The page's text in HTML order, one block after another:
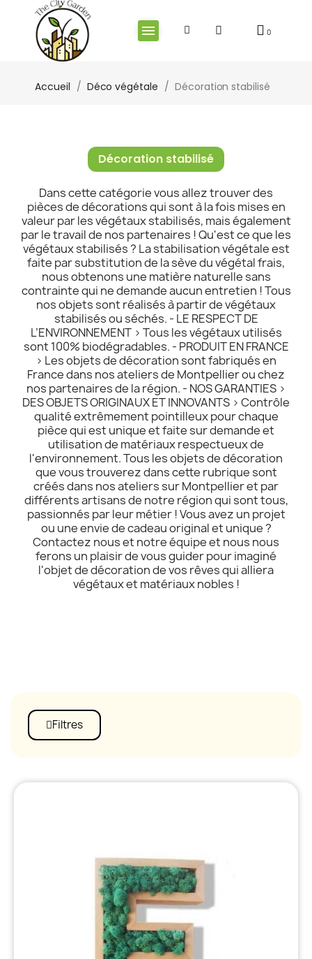
Accueil Déco végétale Décoration stabilisé
Décoration stabilisé
Dans cette catégorie vous allez trouver des
pièces de décorations qui sont à la fois mises en
valeur par les végétaux stabilisés, mais également
par le travail de nos partenaires ! Qu'est ce que les
végétaux stabilisés ? La stabilisation végétale est
faite par substitution de la sève du végétal frais,
nous obtenons une matière naturelle sans
contrainte qui ne demande aucun entretien ! Tous
nos objets sont réalisés à partir de végétaux
stabilisés ou séchés. - LE RESPECT DE
L’ENVIRONNEMENT > Tous les végétaux utilisés
sont 100% biodégradables. - PRODUIT EN FRANCE
> Les objets de décoration sont fabriqués en
France dans nos ateliers de Montpellier ou chez
nos partenaires de la région. - NOS GARANTIES >
DES OBJETS ORIGINAUX ET INNOVANTS > Contrôle
qualité extrêmement pointilleux pour chaque
pièce qui est unique et faite sur demande et
utilisation de matériaux respectueux de
l'environnement. Tous les objets de décoration
que vous trouverez dans cette rubrique sont
créés dans nos ateliers sur Montpellier et par
différents artisans de notre région qui sont tous,
passionnés par leur métier ! Vous avez un projet
ou une envie de cadeau original et unique ?
Contactez nous et notre équipe et nous nous
ferons un plaisir de vous guider pour imaginé
l'objet de décoration de vos rêves qui alliera
végétaux et matériaux nobles !
Filtres